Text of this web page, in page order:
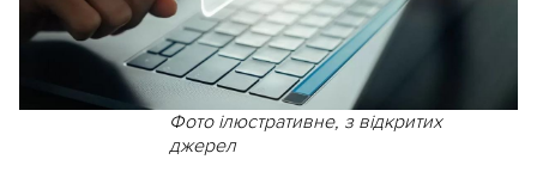
Фото ілюстративне, з відкритих
джерел